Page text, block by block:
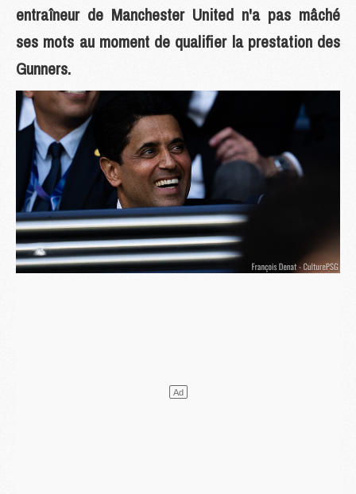
entraîneur de Manchester United n'a pas mâché
ses mots au moment de qualifier la prestation des
Gunners.